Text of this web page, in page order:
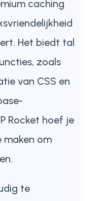
caching
Het biedt tal
zoals
van CSS en
Rocket hoef je
maken om
te